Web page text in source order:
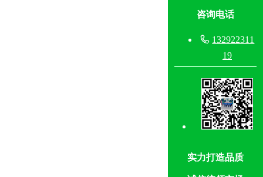
咨询电话
 132922311
19
实力打造品质